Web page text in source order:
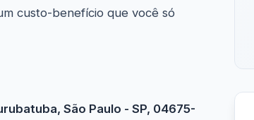
custo-benefício que você só
São Paulo - SP, 04675-